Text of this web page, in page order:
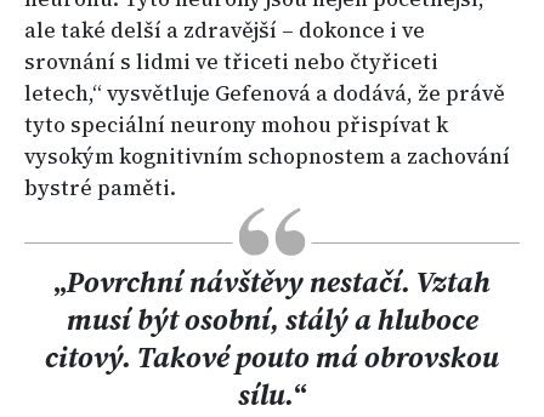
ale také delší a zdravější – dokonce i ve
srovnání s lidmi ve třiceti nebo čtyřiceti
letech,“ vysvětluje Gefenová a dodává, že právě
tyto speciální neurony mohou přispívat k
vysokým kognitivním schopnostem a zachování
bystré paměti.
„Povrchní návštěvy nestačí. Vztah
musí být osobní, stálý a hluboce
citový. Takové pouto má obrovskou
sílu.“